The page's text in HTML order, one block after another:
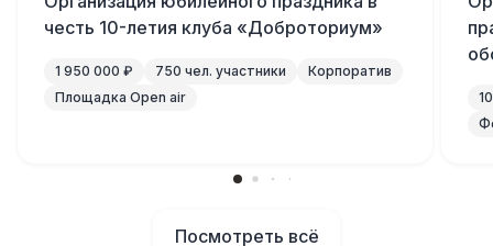
честь 10-летия клуба «Доброториум»
1 950 000 ₽ 750 чел. участники
Корпоратив
Площадка Open air
Посмотреть всё